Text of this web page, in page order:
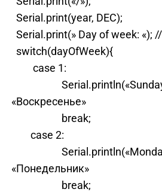
Serial.print(year, DEC);
Serial.print(» Day of week: «);
switch(dayOfWeek){
case 1:
«Воскресенье»
break;
case 2:
«Понедельник»
break;